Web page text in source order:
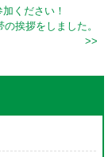
ください！
挨拶をしました。
>>